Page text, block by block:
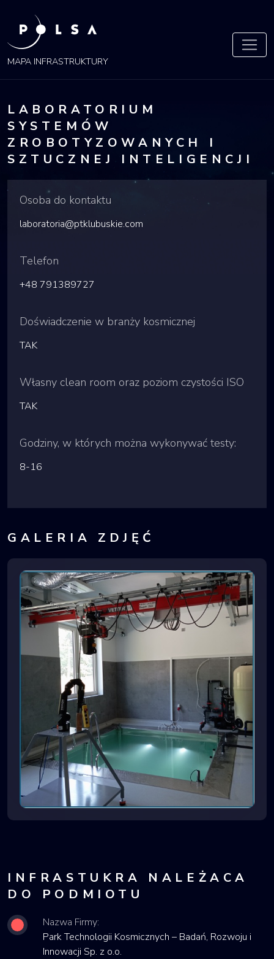
POLSA
MAPA
MAPA INFRASTRUKTURY
LABORATORIUM
SYSTEMÓW
ZROBOTYZOWANYCH I
SZTUCZNEJ INTELIGENCJI
Osoba do kontaktu
laboratoria@ptklubuskie.com
Telefon
+48 791389727
Doświadczenie w branży kosmicznej
TAK
Własny clean room oraz poziom czystości ISO
TAK
Godziny, w których można wykonywać testy:
8-16
GALERIA ZDJĘĆ
INFRASTUKRA NALEŻACA
DO PODMIOTU
Nazwa Firmy:
Park Technologii Kosmicznych – Badań, Rozwoju i
Innowacji Sp. z o.o.